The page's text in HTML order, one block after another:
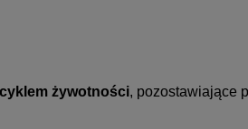
żywotności, pozostawiające